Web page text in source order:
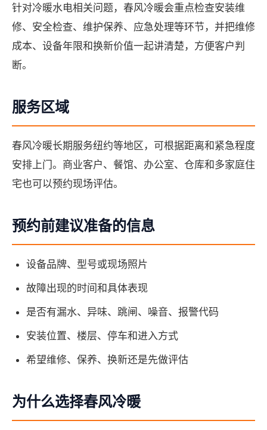
针对冷暖水电相关问题，春风冷暖会重点检查安装维
修、安全检查、维护保养、应急处理等环节，并把维修
成本、设备年限和换新价值一起讲清楚，方便客户判
断。
服务区域
春风冷暖长期服务纽约等地区，可根据距离和紧急程度
安排上门。商业客户、餐馆、办公室、仓库和多家庭住
宅也可以预约现场评估。
预约前建议准备的信息
设备品牌、型号或现场照片
故障出现的时间和具体表现
是否有漏水、异味、跳闸、噪音、报警代码
安装位置、楼层、停车和进入方式
希望维修、保养、换新还是先做评估
为什么选择春风冷暖